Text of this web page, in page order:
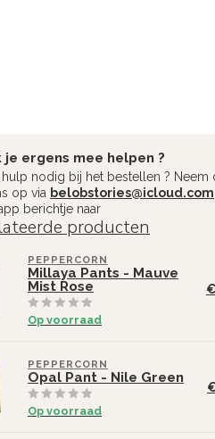
je ergens mee helpen ?
hulp nodig bij het bestellen ? Neem
op via belobstories@icloud.com
berichtje naar
producten
PEPPERCORN
Millaya Pants - Mauve
Mist Rose
Op voorraad
PEPPERCORN
Opal Pant - Nile Green
Op voorraad